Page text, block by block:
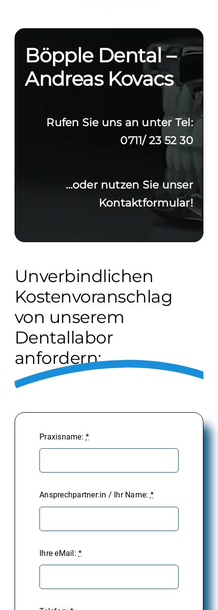
Böpple Dental –
Andreas Kovacs
Rufen Sie uns an unter Tel:
0711/ 23 52 30
…oder nutzen Sie unser
Kontaktformular!
Unverbindlichen
Kostenvoranschlag
von unserem
Dentallabor
anfordern:
Praxisname:*
Ansprechpartner:in / Ihr Name: *
Ihre eMail:*